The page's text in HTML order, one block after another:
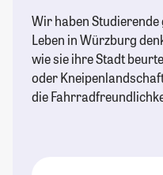
Wir haben
Leben in Würzburg
wie sie ihre Stadt
oder
die